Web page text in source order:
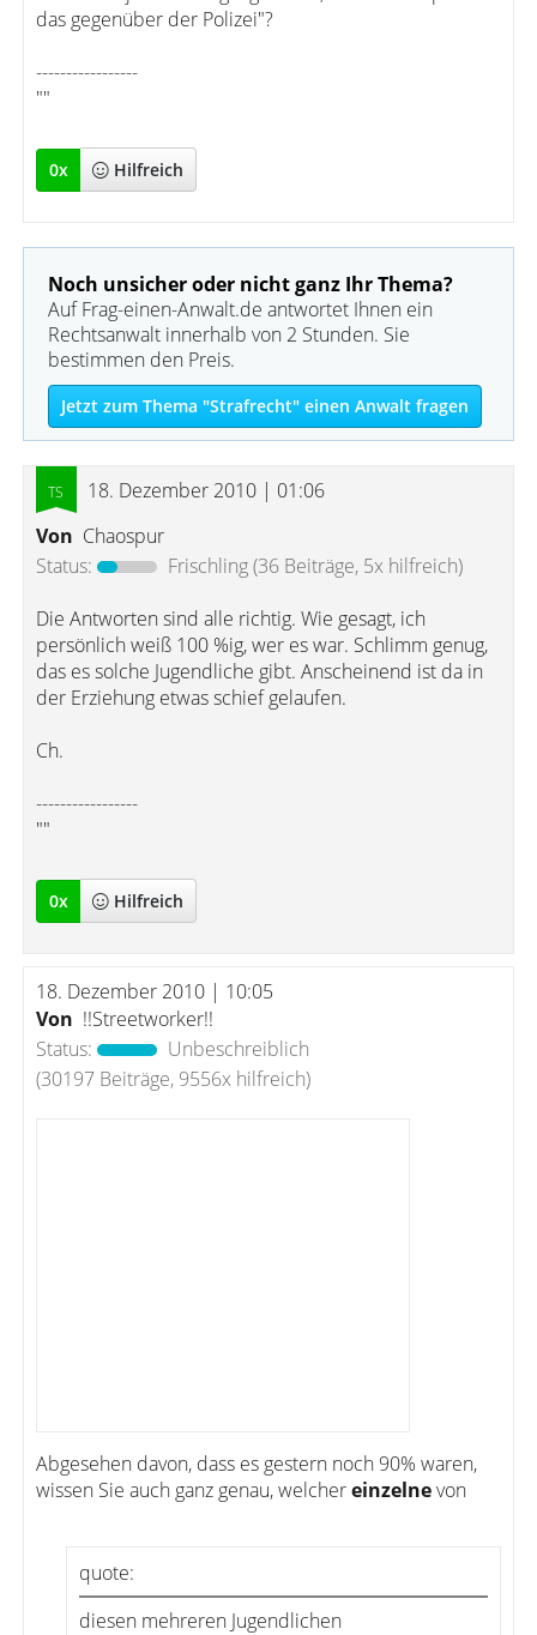
das gegenüber der Polizei"?
-----------------
""
0x Hilfreich
Noch unsicher oder nicht ganz Ihr Thema?
Auf Frag-einen-Anwalt.de antwortet Ihnen ein
Rechtsanwalt innerhalb von 2 Stunden. Sie
bestimmen den Preis.
Jetzt zum Thema "Strafrecht" einen Anwalt fragen
18. Dezember 2010 | 01:06
Von Chaospur
Status:
Frischling(36 Beiträge, 5x hilfreich)
Die Antworten sind alle richtig. Wie gesagt, ich
persönlich weiß 100 %ig, wer es war. Schlimm genug,
das es solche Jugendliche gibt. Anscheinend ist da in
der Erziehung etwas schief gelaufen.
Ch.
-----------------
""
0x Hilfreich
18. Dezember 2010 | 10:05
Von !!Streetworker!!
Status:
Unbeschreiblich
(30197 Beiträge, 9556x hilfreich)
Abgesehen davon, dass es gestern noch 90% waren,
wissen Sie auch ganz genau, welchereinzelnevon
quote:
diesen mehreren Jugendlichen